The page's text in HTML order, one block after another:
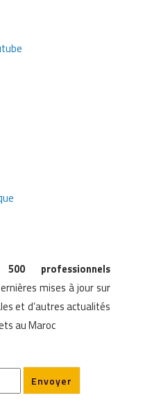
professionnels
mises à jour sur
et d’autres actualités
au Maroc